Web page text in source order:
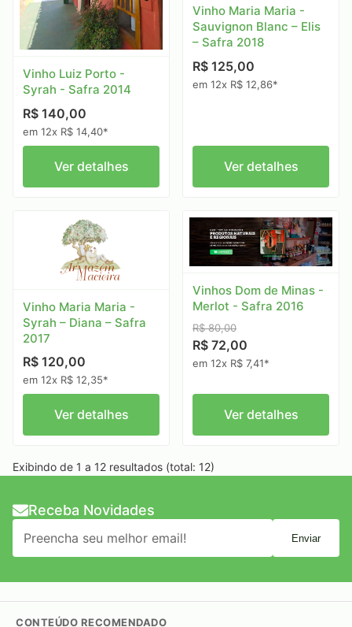
Vinho Luiz Porto -
Syrah - Safra 2014
R$ 140,00
em 12x R$ 14,40*
Ver detalhes
Vinho Maria Maria -
Sauvignon Blanc – Elis
– Safra 2018
R$ 125,00
em 12x R$ 12,86*
Ver detalhes
Vinho Maria Maria -
Syrah – Diana – Safra
2017
R$ 120,00
em 12x R$ 12,35*
Ver detalhes
Vinhos Dom de Minas -
Merlot - Safra 2016
R$ 80,00
R$ 72,00
em 12x R$ 7,41*
Ver detalhes
Exibindo de 1 a 12 resultados (total: 12)
Receba Novidades
Enviar
CONTEÚDO RECOMENDADO